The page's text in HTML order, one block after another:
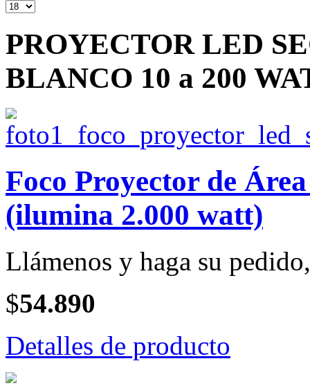
PROYECTOR LED
BLANCO 10 a 200
Foco Proyector de
(ilumina 2.000 watt)
Llámenos y haga su
$54.890
Detalles de producto